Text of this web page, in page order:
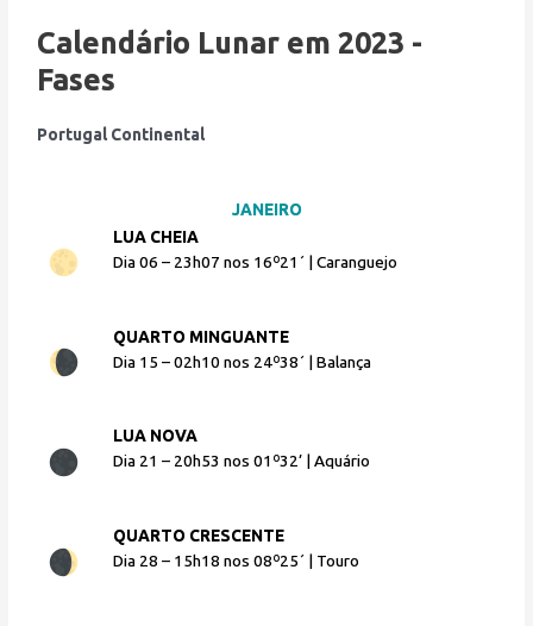
Calendário Lunar em 2023 -
Fases
Portugal Continental
JANEIRO
LUA CHEIA
Dia 06 – 23h07 nos 16º21´ | Caranguejo
QUARTO MINGUANTE
Dia 15 – 02h10 nos 24º38´ | Balança
LUA NOVA
Dia 21 – 20h53 nos 01º32’ | Aquário
QUARTO CRESCENTE
Dia 28 – 15h18 nos 08º25´ | Touro